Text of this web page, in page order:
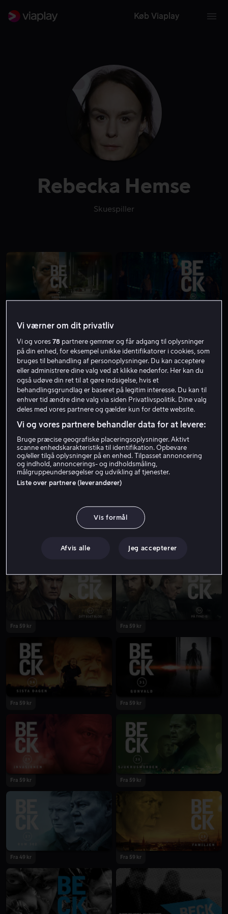
Køb Viaplay
Rebecka Hemse
Skuespiller
Fra 59 kr
Fra 59 kr Fra 59 kr
Fra 59 kr
Fra 59 kr Fra 59 kr
Fra 59 kr Fra 59 kr
Fra 59 kr Fra 59 kr
Fra 49 kr Fra 59 kr
Vi værner om dit privatliv
Vi og vores78 partnere gemmer og får adgang til oplysninger
på din enhed, for eksempel unikke identifikatorer i cookies, som
bruges til behandling af personoplysninger. Du kan acceptere
eller administrere dine valg ved at klikke nedenfor. Her kan du
også udøve din ret til at gøre indsigelse, hvis et
behandlingsgrundlag er baseret på legitim interesse. Du kan til
enhver tid ændre dine valg via siden Privatlivspolitik. Dine valg
deles med vores partnere og gælder kun for dette website.
Vi og vores partnere behandler data for at levere:
Bruge præcise geografiske placeringsoplysninger. Aktivt
scanne enhedskarakteristika til identifikation. Opbevare
og/eller tilgå oplysninger på en enhed. Tilpasset annoncering
og indhold, annoncerings- og indholdsmåling,
målgruppeundersøgelser og udvikling af tjenester.
Liste over partnere (leverandører)
Vis formål
Afvis alle Jeg accepterer